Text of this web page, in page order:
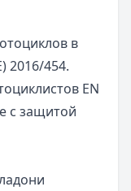
в
2016/454.
EN
с защитой